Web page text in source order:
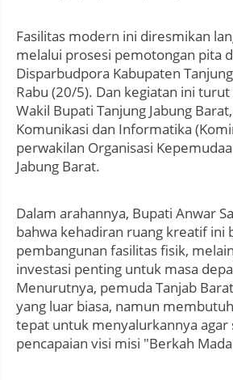
Fasilitas modern ini diresmikan
melalui prosesi pemotongan pita
Disparbudpora Kabupaten
Rabu (20/5). Dan kegiatan ini
Wakil Bupati Tanjung Jabung
Komunikasi dan Informatika
perwakilan Organisasi
Jabung Barat.
Dalam arahannya, Bupati Anwar
bahwa kehadiran ruang kreatif ini
pembangunan fasilitas fisik,
investasi penting untuk masa
Menurutnya, pemuda Tanjab
yang luar biasa, namun
tepat untuk menyalurkannya agar
pencapaian visi misi "Berkah